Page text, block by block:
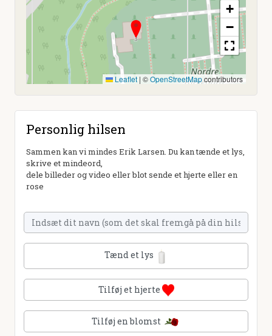
+
−
Leaflet | ©OpenStreetMapcontributors
Personlig hilsen
Sammen kan vi mindes Erik Larsen. Du kan tænde et lys,
skrive et mindeord,
dele billeder og video eller blot sende et hjerte eller en
rose
Tænd et lys
Tilføj et hjerte
Tilføj en blomst